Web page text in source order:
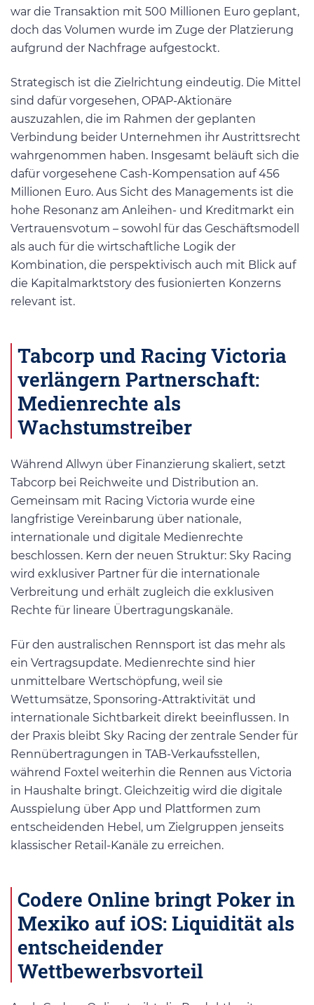
war die Transaktion mit 500 Millionen Euro geplant,
doch das Volumen wurde im Zuge der Platzierung
aufgrund der Nachfrage aufgestockt.
Strategisch ist die Zielrichtung eindeutig. Die Mittel
sind dafür vorgesehen, OPAP-Aktionäre
auszuzahlen, die im Rahmen der geplanten
Verbindung beider Unternehmen ihr Austrittsrecht
wahrgenommen haben. Insgesamt beläuft sich die
dafür vorgesehene Cash-Kompensation auf 456
Millionen Euro. Aus Sicht des Managements ist die
hohe Resonanz am Anleihen- und Kreditmarkt ein
Vertrauensvotum – sowohl für das Geschäftsmodell
als auch für die wirtschaftliche Logik der
Kombination, die perspektivisch auch mit Blick auf
die Kapitalmarktstory des fusionierten Konzerns
relevant ist.
Tabcorp und Racing Victoria
verlängern Partnerschaft:
Medienrechte als
Wachstumstreiber
Während Allwyn über Finanzierung skaliert, setzt
Tabcorp bei Reichweite und Distribution an.
Gemeinsam mit Racing Victoria wurde eine
langfristige Vereinbarung über nationale,
internationale und digitale Medienrechte
beschlossen. Kern der neuen Struktur: Sky Racing
wird exklusiver Partner für die internationale
Verbreitung und erhält zugleich die exklusiven
Rechte für lineare Übertragungskanäle.
Für den australischen Rennsport ist das mehr als
ein Vertragsupdate. Medienrechte sind hier
unmittelbare Wertschöpfung, weil sie
Wettumsätze, Sponsoring-Attraktivität und
internationale Sichtbarkeit direkt beeinflussen. In
der Praxis bleibt Sky Racing der zentrale Sender für
Rennübertragungen in TAB-Verkaufsstellen,
während Foxtel weiterhin die Rennen aus Victoria
in Haushalte bringt. Gleichzeitig wird die digitale
Ausspielung über App und Plattformen zum
entscheidenden Hebel, um Zielgruppen jenseits
klassischer Retail-Kanäle zu erreichen.
Codere Online bringt Poker in
Mexiko auf iOS: Liquidität als
entscheidender
Wettbewerbsvorteil